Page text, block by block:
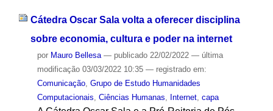
Cátedra Oscar Sala volta a oferecer disciplina
sobre economia, cultura e poder na internet
por Mauro Bellesa — publicado22/02/2022 — última
modificação03/03/2022 10:35 — registrado em:
Comunicação, Grupo de Estudo Humanidades
Computacionais, Ciências Humanas, Internet, capa